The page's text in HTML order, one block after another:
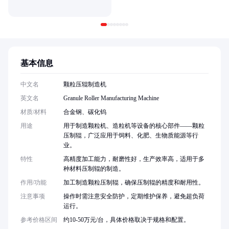
基本信息
中文名
颗粒压辊制造机
英文名
Granule Roller Manufacturing Machine
材质/材料
合金钢、碳化钨
用途
用于制造颗粒机、造粒机等设备的核心部件——颗粒
压制辊，广泛应用于饲料、化肥、生物质能源等行
业。
特性
高精度加工能力，耐磨性好，生产效率高，适用于多
种材料压制辊的制造。
作用/功能
加工制造颗粒压制辊，确保压制辊的精度和耐用性。
注意事项
操作时需注意安全防护，定期维护保养，避免超负荷
运行。
参考价格区间
约10-50万元/台，具体价格取决于规格和配置。